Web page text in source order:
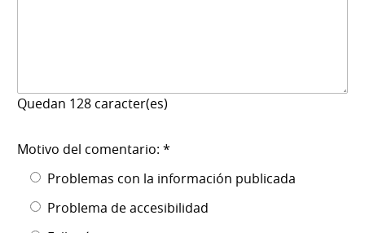
Quedan 128 caracter(es)
Motivo del comentario: *
Problemas con la información publicada
Problema de accesibilidad